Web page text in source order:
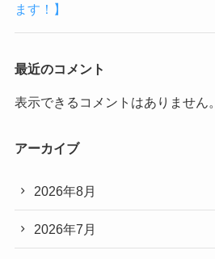
ます！】
最近のコメント
表示できるコメントはありません。
アーカイブ
2026年8月
2026年7月